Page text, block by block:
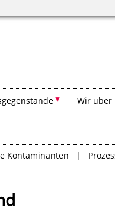
Wir über
Kontaminanten